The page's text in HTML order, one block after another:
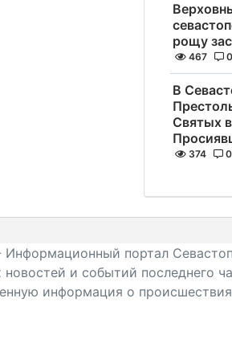
рощу
467 0
В
Святых
374 0
портал
новостей и событий последнего
информация о